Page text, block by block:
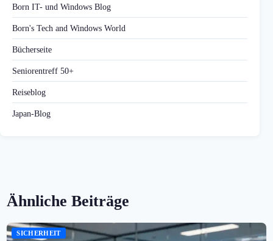
Born IT- und Windows Blog
Born's Tech and Windows World
Bücherseite
Seniorentreff 50+
Reiseblog
Japan-Blog
Ähnliche Beiträge
SICHERHEIT